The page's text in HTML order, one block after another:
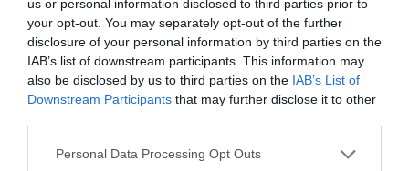
us or personal information disclosed to third parties prior to
your opt-out. You may separately opt-out of the further
disclosure of your personal information by third parties on the
IAB’s list of downstream participants. This information may
also be disclosed by us to third parties on the IAB’s List of
Downstream Participants that may further disclose it to other
Personal Data Processing Opt Outs
Appel aux lecteurs !
Soutenez Air Journal participezà son
développement !